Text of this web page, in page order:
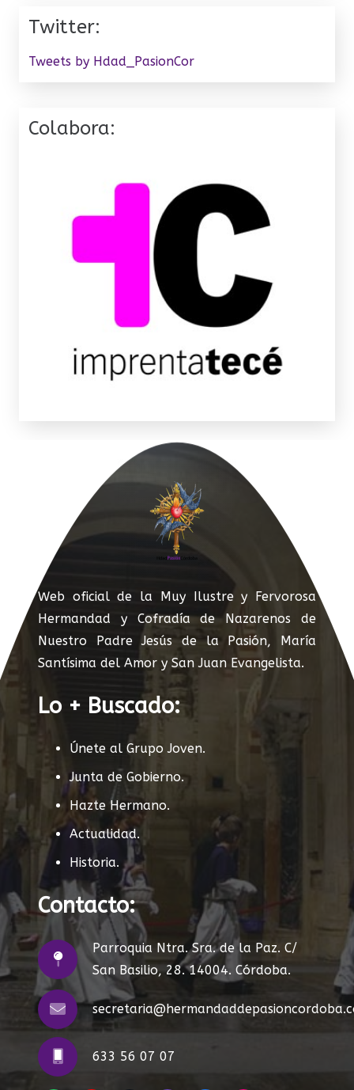
Twitter:
Tweets by Hdad_PasionCor
Colabora:
Web oficial de la Muy Ilustre y Fervorosa
Hermandad y Cofradía de Nazarenos de
Nuestro Padre Jesús de la Pasión, María
Santísima del Amor y San Juan Evangelista.
Lo + Buscado:
Únete al Grupo Joven.
Junta de Gobierno.
Hazte Hermano.
Actualidad.
Historia.
Contacto:
Parroquia Ntra. Sra. de la Paz. C/
San Basilio, 28. 14004. Córdoba.
633 56 07 07